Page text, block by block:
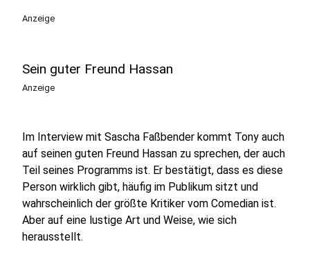
Anzeige
Sein guter Freund Hassan
Anzeige
Im Interview mit Sascha Faßbender kommt Tony auch
auf seinen guten Freund Hassan zu sprechen, der auch
Teil seines Programms ist. Er bestätigt, dass es diese
Person wirklich gibt, häufig im Publikum sitzt und
wahrscheinlich der größte Kritiker vom Comedian ist.
Aber auf eine lustige Art und Weise, wie sich
herausstellt.